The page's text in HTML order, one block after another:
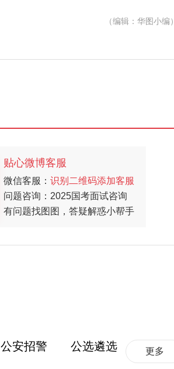
（编辑：华图小编）
贴心微博客服
微信客服： 识别二维码添加客服
问题咨询：2025国考面试咨询
有问题找图图，答疑解惑小帮手
公安招警 公选遴选 更多